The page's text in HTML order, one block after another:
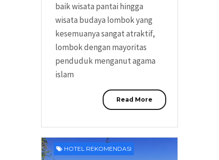
baik wisata pantai hingga
wisata budaya lombok yang
kesemuanya sangat atraktif,
lombok dengan mayoritas
penduduk menganut agama
islam
Read More
HOTEL REKOMENDASI